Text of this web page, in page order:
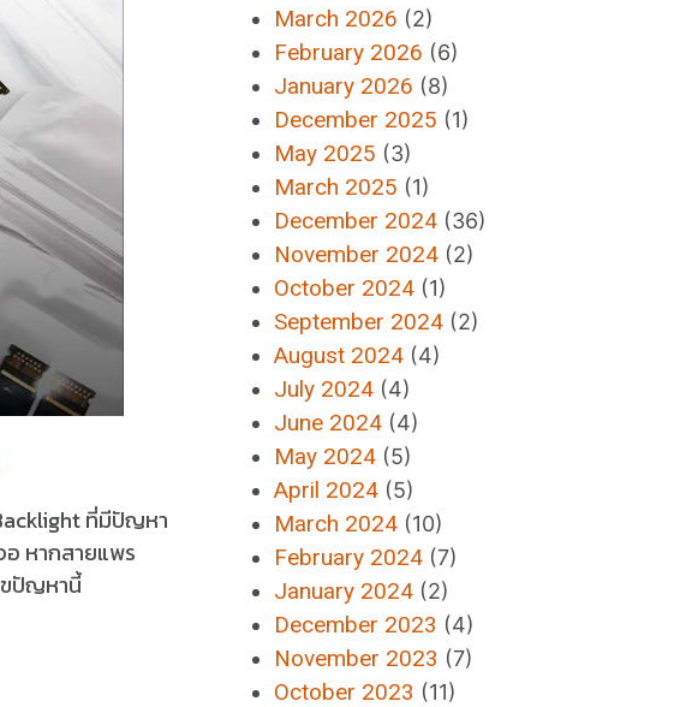
ที่มีปัญหา
อ หากสายแพร
ขปัญหานี้
March 2026 (2)
February 2026 (6)
January 2026 (8)
December 2025 (1)
May 2025 (3)
March 2025 (1)
December 2024 (36)
November 2024 (2)
October 2024 (1)
September 2024 (2)
August 2024 (4)
July 2024 (4)
June 2024 (4)
May 2024 (5)
April 2024 (5)
March 2024 (10)
February 2024 (7)
January 2024 (2)
December 2023 (4)
November 2023 (7)
October 2023 (11)